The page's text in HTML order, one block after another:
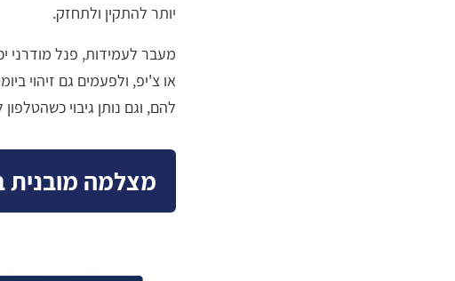
יותר להתקין ולתחזק.
מעבר לעמידות, פנל מודרני
או צ'יפ, ולפעמים גם זיהוי
להם, וגם נותן גיבוי
מצלמה